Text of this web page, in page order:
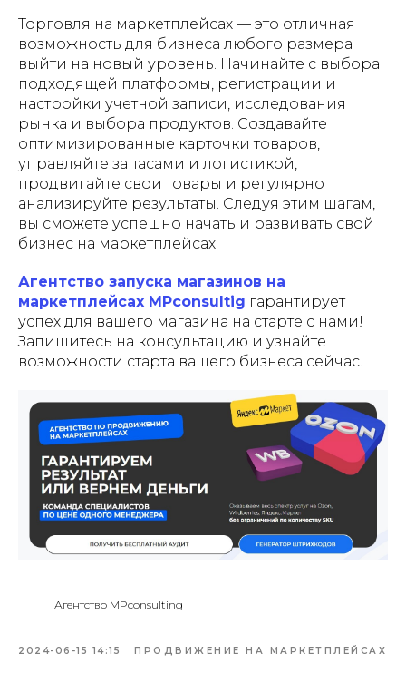
Торговля на маркетплейсах — это отличная
возможность для бизнеса любого размера
выйти на новый уровень. Начинайте с выбора
подходящей платформы, регистрации и
настройки учетной записи, исследования
рынка и выбора продуктов. Создавайте
оптимизированные карточки товаров,
управляйте запасами и логистикой,
продвигайте свои товары и регулярно
анализируйте результаты. Следуя этим шагам,
вы сможете успешно начать и развивать свой
бизнес на маркетплейсах.
Агентство запуска магазинов на
маркетплейсах MPconsultig гарантирует
успех для вашего магазина на старте с нами!
Запишитесь на консультацию и узнайте
возможности старта вашего бизнеса сейчас!
Агентство MPconsulting
2024-06-15 14:15 ПРОДВИЖЕНИЕ НА МАРКЕТПЛЕЙСАХ